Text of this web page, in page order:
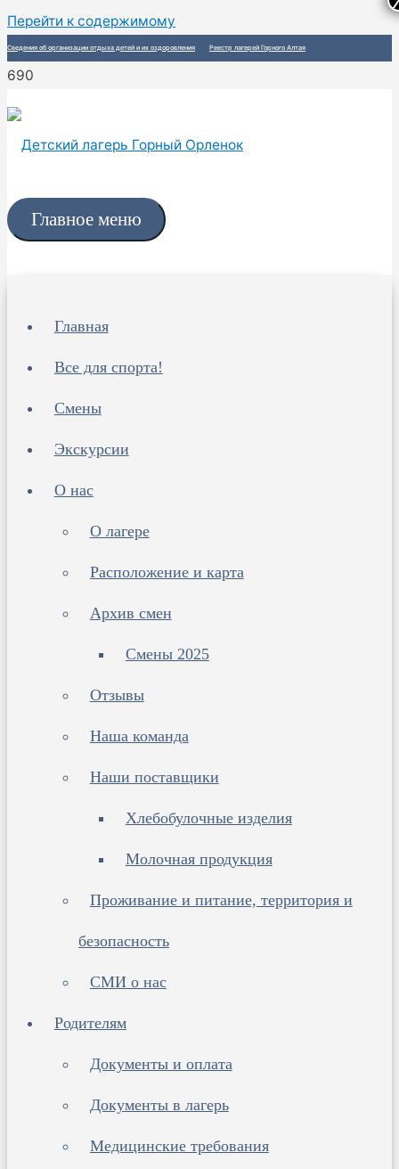
Перейти к содержимому
Сведения об организации отдыха детей и их оздоровления Реестр лагерей Горного Алтая
Главное меню
Главная
Все для спорта!
Смены
Экскурсии
О нас
О лагере
Расположение и карта
Архив смен
Смены 2025
Отзывы
Наша команда
Наши поставщики
Хлебобулочные изделия
Молочная продукция
Проживание и питание, территория и
безопасность
СМИ о нас
Родителям
Документы и оплата
Документы в лагерь
Медицинские требования